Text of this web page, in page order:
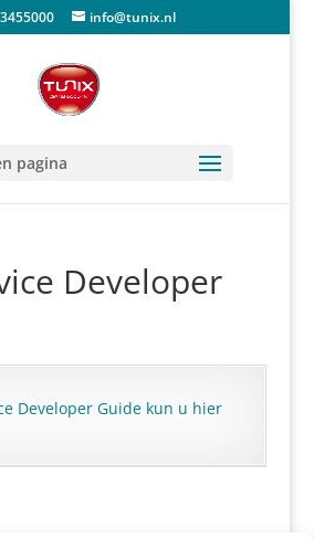
info@tunix.nl
pagina
Developer
Developer Guide kun u hier